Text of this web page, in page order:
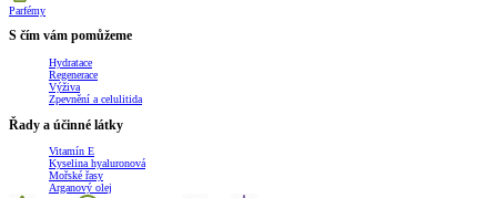
Parfémy
S čím vám pomůžeme
Hydratace
Regenerace
Výživa
Zpevnění a celulitida
Řady a účinné látky
Vitamín E
Kyselina hyaluronová
Mořské řasy
Arganový olej